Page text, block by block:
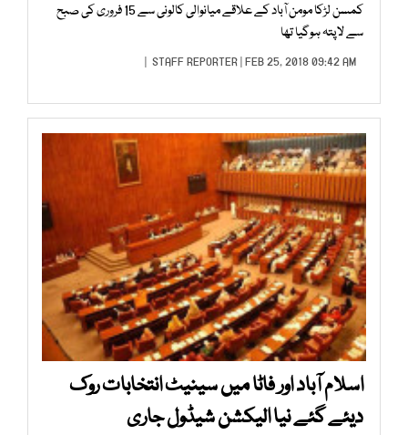
کمسن لڑکا مومن آباد کے علاقے میانوالی کالونی سے 15 فروری کی صبح
سے لاپتہ ہوگیا تھا
STAFF REPORTER | FEB 25, 2018 09:42 AM |
اسلام آباد اور فاٹا میں سینیٹ انتخابات روک
دیئے گئے نیا الیکشن شیڈول جاری